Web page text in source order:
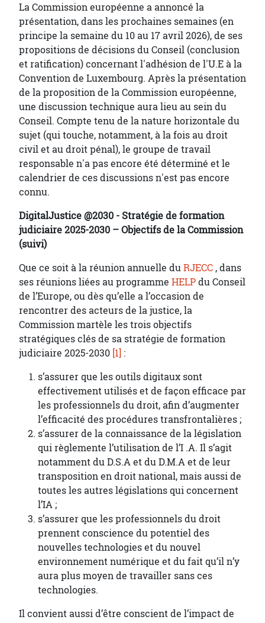
La Commission européenne a annoncé la
présentation, dans les prochaines semaines (en
principe la semaine du 10 au 17 avril 2026), de ses
propositions de décisions du Conseil (conclusion
et ratification) concernant l'adhésion de l'U.E à la
Convention de Luxembourg. Après la présentation
de la proposition de la Commission européenne,
une discussion technique aura lieu au sein du
Conseil. Compte tenu de la nature horizontale du
sujet (qui touche, notamment, à la fois au droit
civil et au droit pénal), le groupe de travail
responsable n'a pas encore été déterminé et le
calendrier de ces discussions n'est pas encore
connu.
DigitalJustice @2030 - Stratégie de formation
judiciaire 2025-2030 – Objectifs de la Commission
(suivi)
Que ce soit à la réunion annuelle duRJECC, dans
ses réunions liées au programme HELPdu Conseil
de l’Europe, ou dès qu’elle a l’occasion de
rencontrer des acteurs de la justice, la
Commission martèle les trois objectifs
stratégiques clés de sa stratégie de formation
judiciaire 2025-2030 [1] :
s’assurer que les outils digitaux sont
effectivement utilisés et de façon efficace par
les professionnels du droit, afin d’augmenter
l’efficacité des procédures transfrontalières ;
s’assurer de la connaissance de la législation
qui règlemente l’utilisation de l’I .A. Il s’agit
notamment du D.S.A et du D.M.A et de leur
transposition en droit national, mais aussi de
toutes les autres législations qui concernent
l’IA ;
s’assurer que les professionnels du droit
prennent conscience du potentiel des
nouvelles technologies et du nouvel
environnement numérique et du fait qu’il n’y
aura plus moyen de travailler sans ces
technologies.
Il convient aussi d’être conscient de l’impact de